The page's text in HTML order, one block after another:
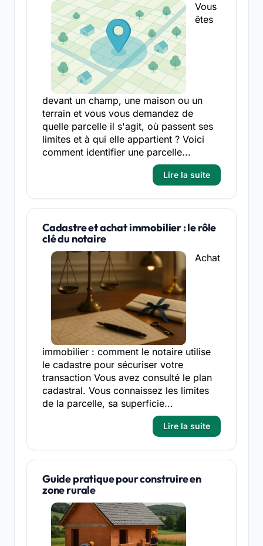
Vous
êtes
devant un champ, une maison ou un
terrain et vous vous demandez de
quelle parcelle il s'agit, où passent ses
limites et à qui elle appartient ? Voici
comment identifier une parcelle...
Lire la suite
Cadastre et achat immobilier : le rôle
clé du notaire
Achat
immobilier : comment le notaire utilise
le cadastre pour sécuriser votre
transaction Vous avez consulté le plan
cadastral. Vous connaissez les limites
de la parcelle, sa superficie...
Lire la suite
Guide pratique pour construire en
zone rurale